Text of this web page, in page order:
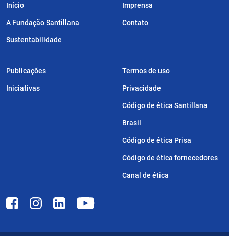
Início
A Fundação Santillana
Sustentabilidade
Publicações
Iniciativas
Imprensa
Contato
Termos de uso
Privacidade
Código de ética Santillana
Brasil
Código de ética Prisa
Código de ética fornecedores
Canal de ética